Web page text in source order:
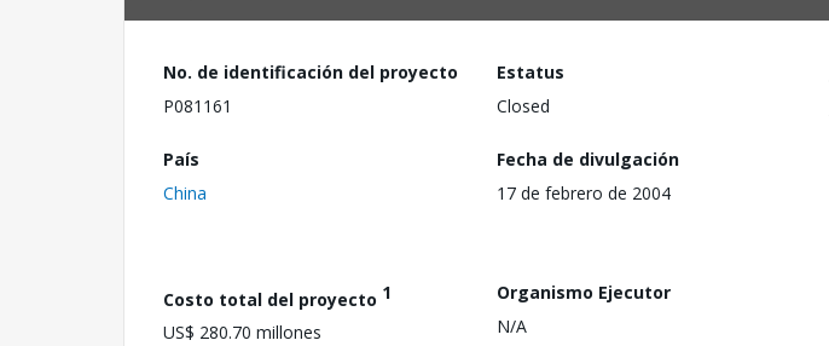
No. de identificación del proyecto
P081161
Estatus
Closed
País
China
Fecha de divulgación
17 de febrero de 2004
Costo total del proyecto 1
US$ 280.70 millones
Organismo Ejecutor
N/A